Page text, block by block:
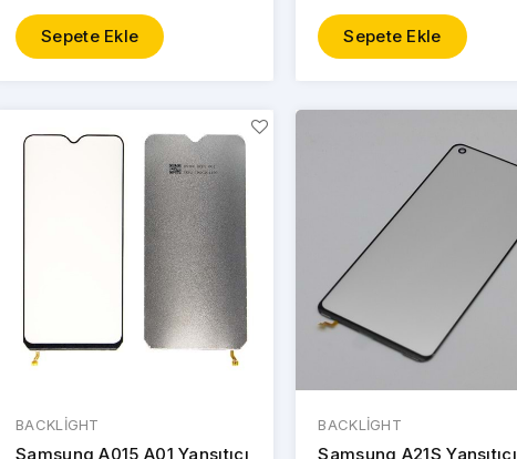
Sepete Ekle Sepete Ekle
BACKLİGHT
Samsung A015 A01 Yansıtıcı
BACKLİGHT
Samsung A21S Yansıtıcı